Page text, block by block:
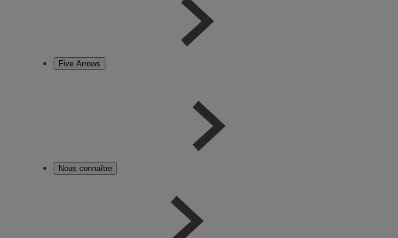
Five Arrows
Nous connaître